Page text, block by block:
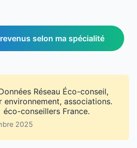
selon ma spécialité
Réseau Éco-conseil,
environnement, associations.
conseillers France.
2025